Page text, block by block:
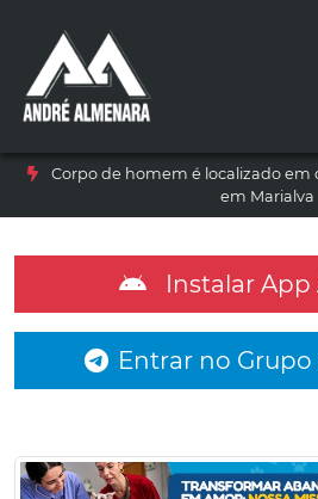
Corpo de homem é localizado em
em Marialva
Instalar
Entrar no